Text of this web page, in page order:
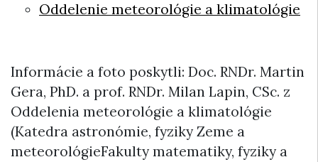
Oddelenie meteorológie a klimatológie
Informácie a foto poskytli: Doc. RNDr. Martin
Gera, PhD. a prof. RNDr. Milan Lapin, CSc. z
Oddelenia meteorológie a klimatológie
(Katedra astronómie, fyziky Zeme a
meteorológieFakulty matematiky, fyziky a